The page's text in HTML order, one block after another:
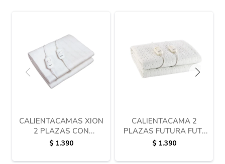
CALIENTACAMAS XION
2 PLAZAS CON
POLYESTER
$ 1.390
CALIENTACAMA 2
PLAZAS FUTURA FUT-
CC106
$ 1.390